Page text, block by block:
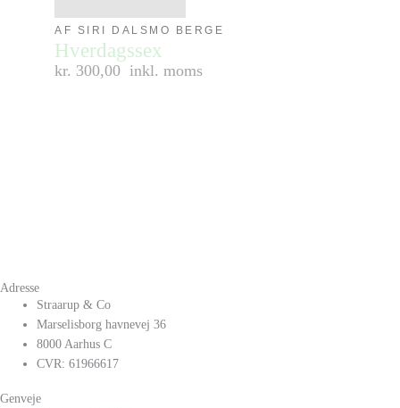
AF SIRI DALSMO BERGE
Hverdagssex
kr. 300,00 inkl. moms
Adresse
Straarup & Co
Marselisborg havnevej 36
8000 Aarhus C
CVR: 61966617
Genveje